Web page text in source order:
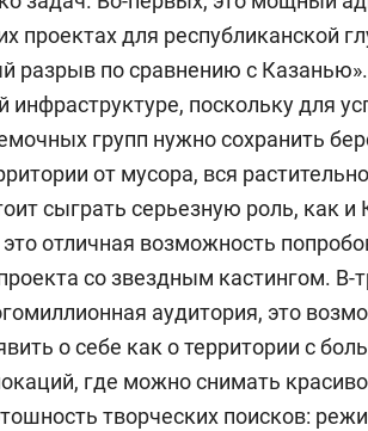
проектах для республиканской
разрыв по сравнению с
поскольку для
групп нужно сохранить
от мусора, вся
сыграть серьезную роль, как
отличная возможность
со звездным кастингом. В-
аудитория, это
о себе как о территории с
где можно снимать
творческих поисков: